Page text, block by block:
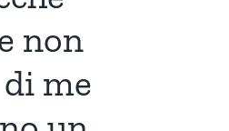
non
me